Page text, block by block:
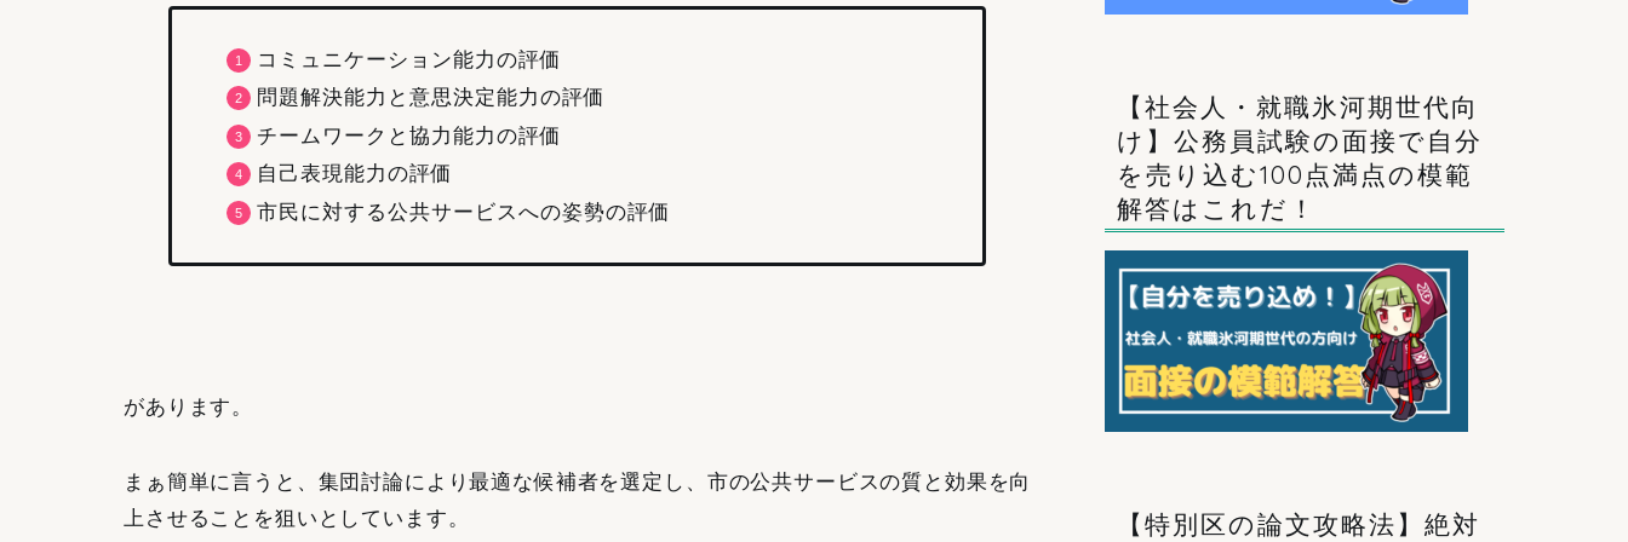
コミュニケーション能力の評価
問題解決能力と意思決定能力の評価
チームワークと協力能力の評価
自己表現能力の評価
市民に対する公共サービスへの姿勢の評価
があります。
まぁ簡単に言うと、集団討論により最適な候補者を選定し、市の公共サービスの質と効果を向
上させることを狙いとしています。
【社会人・就職氷河期世代向
け】公務員試験の面接で自分
を売り込む100点満点の模範
解答はこれだ！
【特別区の論文攻略法】絶対